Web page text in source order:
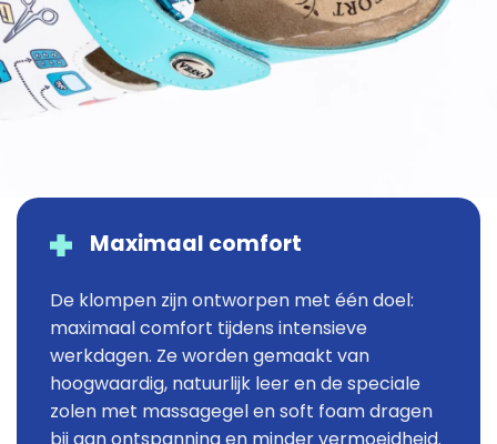
Maximaal comfort
De klompen zijn ontworpen met één doel:
maximaal comfort tijdens intensieve
werkdagen. Ze worden gemaakt van
hoogwaardig, natuurlijk leer en de speciale
zolen met massagegel en soft foam dragen